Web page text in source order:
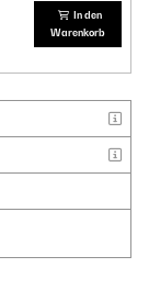
In den
Warenkorb